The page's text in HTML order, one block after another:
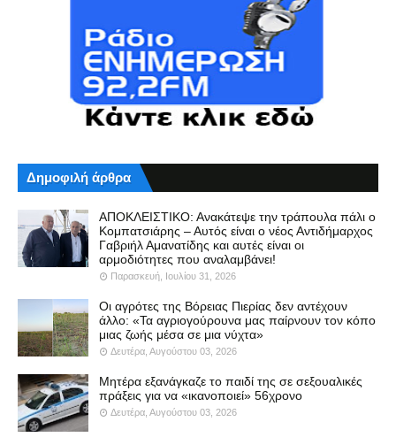
Δημοφιλή άρθρα
ΑΠΟΚΛΕΙΣΤΙΚΟ: Ανακάτεψε την τράπουλα πάλι ο
Κομπατσιάρης – Αυτός είναι ο νέος Αντιδήμαρχος
Γαβριήλ Αμανατίδης και αυτές είναι οι
αρμοδιότητες που αναλαμβάνει!
Παρασκευή, Ιουλίου 31, 2026
Οι αγρότες της Βόρειας Πιερίας δεν αντέχουν
άλλο: «Τα αγριογούρουνα μας παίρνουν τον κόπο
μιας ζωής μέσα σε μια νύχτα»
Δευτέρα, Αυγούστου 03, 2026
Μητέρα εξανάγκαζε το παιδί της σε σεξουαλικές
πράξεις για να «ικανοποιεί» 56χρονο
Δευτέρα, Αυγούστου 03, 2026